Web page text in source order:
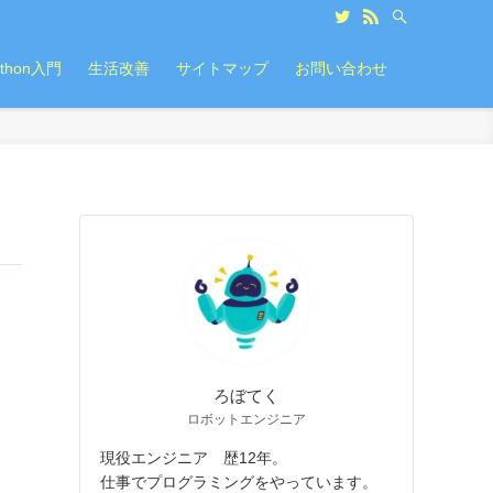
入門 生活改善 サイトマップ お問い合わせ
ろぼてく
ロボットエンジニア
現役エンジニア 歴12年。
仕事でプログラミングをやっています。